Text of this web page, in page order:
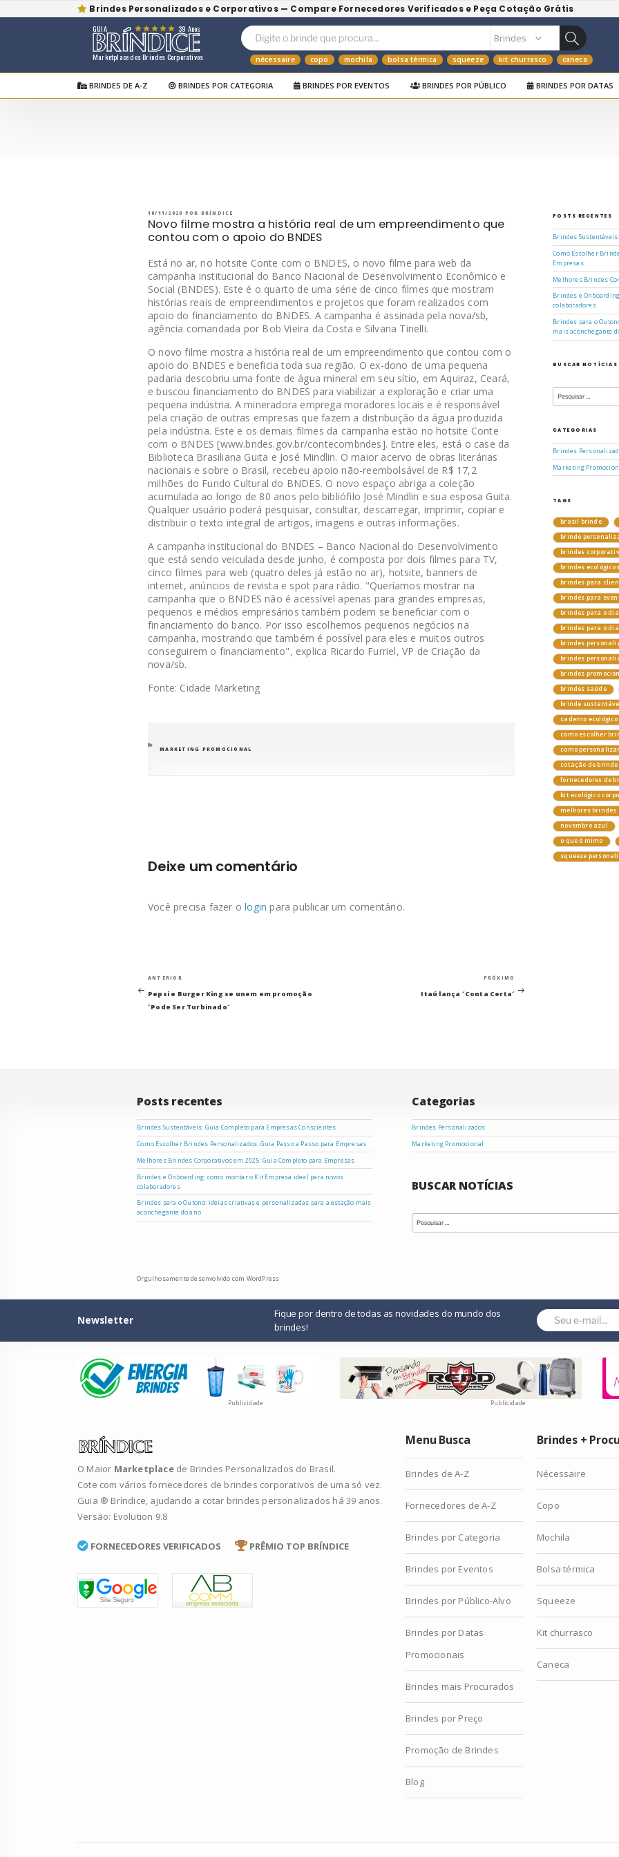
Brindes Personalizados e Corporativos — Compare Fornecedores Verificados e Peça Cotação Grátis
Marketplace dos Brindes Corporativos
GUIA 39 Anos
nécessaire copo mochila bolsa térmica squeeze kit churrasco caneca
BRINDES DE A-Z BRINDES POR CATEGORIA BRINDES POR EVENTOS BRINDES POR PÚBLICO BRINDES POR DATAS
PUBLICADO
10/11/2020 POR BRÍNDICE
Novo filme mostra a história real de um empreendimento que
contou com o apoio do BNDES
Está no ar, no hotsite Conte com o BNDES, o novo filme para web da
campanha institucional do Banco Nacional de Desenvolvimento Econômico e
Social (BNDES). Este é o quarto de uma série de cinco filmes que mostram
histórias reais de empreendimentos e projetos que foram realizados com
apoio do financiamento do BNDES. A campanha é assinada pela nova/sb,
agência comandada por Bob Vieira da Costa e Silvana Tinelli.
O novo filme mostra a história real de um empreendimento que contou com o
apoio do BNDES e beneficia toda sua região. O ex-dono de uma pequena
padaria descobriu uma fonte de água mineral em seu sítio, em Aquiraz, Ceará,
e buscou financiamento do BNDES para viabilizar a exploração e criar uma
pequena indústria. A mineradora emprega moradores locais e é responsável
pela criação de outras empresas que fazem a distribuição da água produzida
pela indústria. Este e os demais filmes da campanha estão no hotsite Conte
com o BNDES [www.bndes.gov.br/contecombndes]. Entre eles, está o case da
Biblioteca Brasiliana Guita e José Mindlin. O maior acervo de obras literárias
nacionais e sobre o Brasil, recebeu apoio não-reembolsável de R$ 17,2
milhões do Fundo Cultural do BNDES. O novo espaço abriga a coleção
acumulada ao longo de 80 anos pelo bibliófilo José Mindlin e sua esposa Guita.
Qualquer usuário poderá pesquisar, consultar, descarregar, imprimir, copiar e
distribuir o texto integral de artigos, imagens e outras informações.
A campanha institucional do BNDES – Banco Nacional do Desenvolvimento
que está sendo veiculada desde junho, é composta por dois filmes para TV,
cinco filmes para web (quatro deles já estão no ar), hotsite, banners de
internet, anúncios de revista e spot para rádio. "Queríamos mostrar na
campanha que o BNDES não é acessível apenas para grandes empresas,
pequenos e médios empresários também podem se beneficiar com o
financiamento do banco. Por isso escolhemos pequenos negócios na
campanha, mostrando que também é possível para eles e muitos outros
conseguirem o financiamento", explica Ricardo Furriel, VP de Criação da
nova/sb.
Fonte: Cidade Marketing
CATEGORIAS
MARKETING PROMOCIONAL
Deixe um comentário
Você precisa fazer ologin para publicar um comentário.
Navegação
de
Post
anterior
ANTERIOR
Pepsi e Burger King se unem em promoção
´Pode Ser Turbinado´
post
PRÓXIMO
Itaú lança ´Conta Certa´
POSTS RECENTES
Brindes
Como Escolher
Empresas
Melhores Brindes
Brindes e
colaboradores
Brindes para o
mais aconchegante
BUSCAR NOTÍCIAS
por:
CATEGORIAS
Brindes
Marketing
TAGS
brasil brinde
brinde
brindes
brindes
brindes para
brindes para
brindes para o
brindes para o
brindes
brindes
brindes
brindes saúde
brinde
caderno
como escolher
como
cotação de
fornecedores de
kit ecológico
melhores brindes
novembro azul
o que é mimo
squeeze
Posts recentes
Brindes Sustentáveis: Guia Completo para Empresas Conscientes
Como Escolher Brindes Personalizados: Guia Passo a Passo para Empresas
Melhores Brindes Corporativos em 2025: Guia Completo para Empresas
Brindes e Onboarding: como montar o Kit Empresa ideal para novos
colaboradores
Brindes para o Outono: ideias criativas e personalizadas para a estação mais
aconchegante do ano
Categorias
Brindes Personalizados
Marketing Promocional
BUSCAR NOTÍCIAS
por:
Orgulhosamente desenvolvido com WordPress
Newsletter
Fique por dentro de todas as novidades do mundo dos
brindes!
Publicidade Publicidade
O Maior Marketplace de Brindes Personalizados do Brasil.
Cote com vários fornecedores de brindes corporativos de uma só vez.
Guia ® Bríndice, ajudando a cotar brindes personalizados há 39 anos.
Versão: Evolution 9.8
FORNECEDORES VERIFICADOS PRÊMIO TOP BRÍNDICE
Menu Busca
Brindes de A-Z
Fornecedores de A-Z
Brindes por Categoria
Brindes por Eventos
Brindes por Público-Alvo
Brindes por Datas
Promocionais
Brindes mais Procurados
Brindes por Preço
Promoção de Brindes
Blog
Brindes +
Nécessaire
Copo
Mochila
Bolsa térmica
Squeeze
Kit churrasco
Caneca